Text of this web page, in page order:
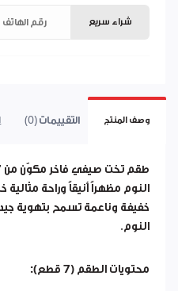
شراء سريع
وصف المنتج التقييمات (0)
طقم تخت صيفي فاخر مكوّن من
النوم مظهراً أنيقاً وراحة
خفيفة وناعمة تسمح بتهوية
النوم.
محتويات الطقم (7 قطع):